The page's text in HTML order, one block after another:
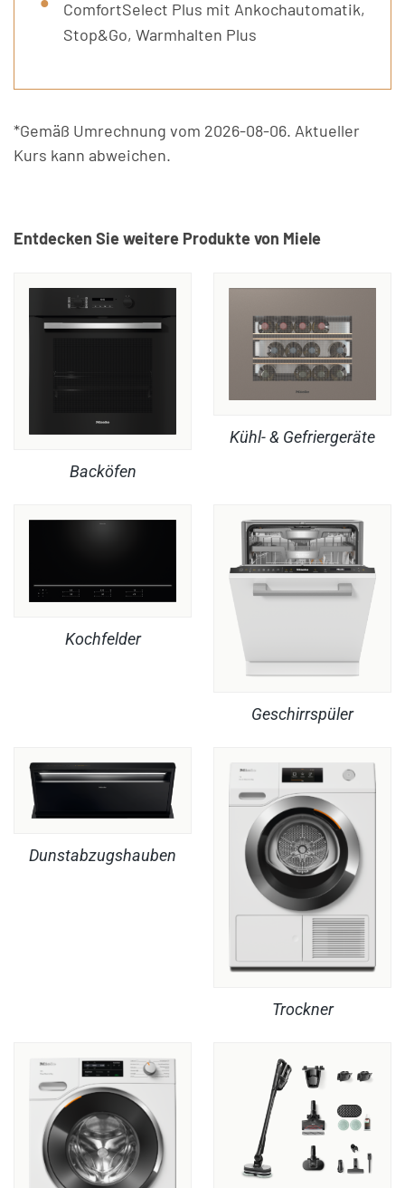
ComfortSelect Plus mit Ankochautomatik,
Stop&Go, Warmhalten Plus
*Gemäß Umrechnung vom 2026-08-06. Aktueller
Kurs kann abweichen.
Entdecken Sie weitere Produkte von Miele
Backöfen
Kühl- & Gefriergeräte
Kochfelder
Geschirrspüler
Dunstabzugshauben
Trockner